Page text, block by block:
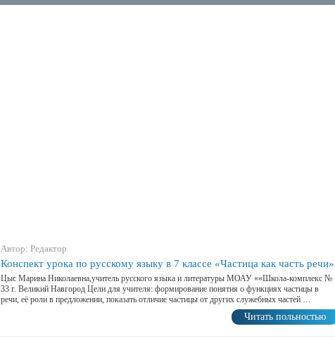
Автор: Редактор
Конспект урока по русскому языку в 7 классе «Частица как часть речи»
Цыс Марина Николаевна,учитель русского языка и литературы МОАУ ««Школа-комплекс №
33 г. Великий Навгород Цели для учителя: формирование понятия о функциях частицы в
речи, её роли в предложении, показать отличие частицы от других служебных частей …
Читать польностью